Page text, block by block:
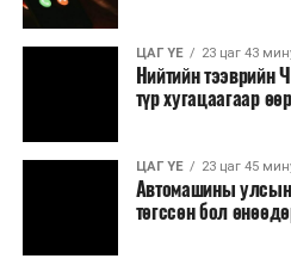
ЦАГ ҮЕ 23 цаг 43
Нийтийн тээврийн
түр хугацаагаар
ЦАГ ҮЕ 23 цаг 45
Автомашины улсын
төгссөн бол